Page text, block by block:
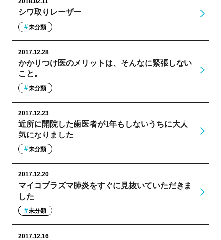
シワ取りレーザー
2018.02.11
未分類
かかりつけ医のメリットは、そんなに緊張しない
こと。
2017.12.28
未分類
近所に開院した歯医者が1年もしないうちに大人
気になりました
2017.12.23
未分類
マイコプラズマ肺炎をすぐに見抜いていただきま
した
2017.12.20
未分類
2017.12.16